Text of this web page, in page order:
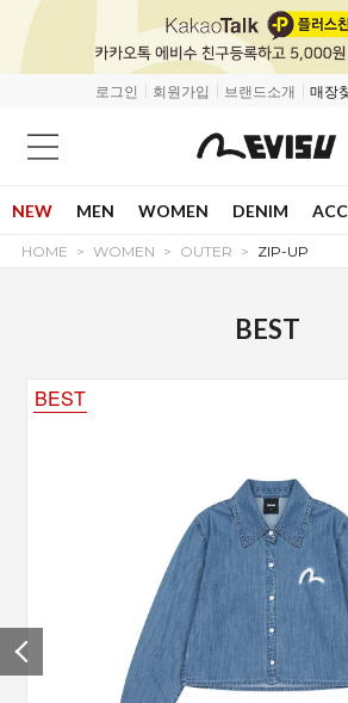
로그인 회원가입 브랜드소개 매장
NEW MEN WOMEN DENIM ACC
HOME WOMEN OUTER ZIP-UP
BEST
BEST